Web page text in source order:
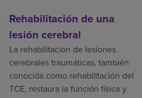
Rehabilitación de una
lesión cerebral
La rehabilitación de lesiones
cerebrales traumáticas, también
conocida como rehabilitación del
TCE, restaura la función física y